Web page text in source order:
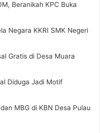
Beranikah KPC Buka
Negara KKRI SMK Negeri
Gratis di Desa Muara
Diduga Jadi Motif
MBG di KBN Desa Pulau